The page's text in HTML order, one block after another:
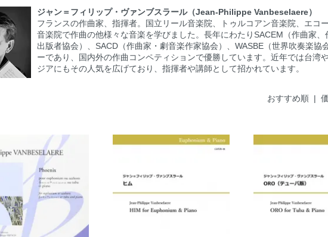
ジャン＝フィリップ・ヴァンブスラール（Jean-Philippe Vanbeselaere）
フランスの作曲家、指揮者。国立リール音楽院、トゥルコアン音楽院、エコ
音楽院で作曲の他様々な音楽を学びました。長年にわたりSACEM（作曲家、
出版者協会）、SACD（作曲家・劇音楽作家協会）、WASBE（世界吹奏楽協
ーであり、国内外の作曲コンペティションで優勝しています。近年では台湾
ジアにもその人気を広げており、指揮者や講師として招かれています。
おすすめ順 |